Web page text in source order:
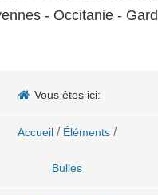
- Occitanie - Gard
Vous êtes ici:
Accueil / Éléments /
Bulles